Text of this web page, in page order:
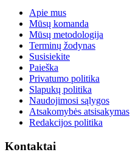
Apie mus
Mūsų komanda
Mūsų metodologija
Terminų žodynas
Susisiekite
Paieška
Privatumo politika
Slapukų politika
Naudojimosi sąlygos
Atsakomybės atsisakymas
Redakcijos politika
Kontaktai